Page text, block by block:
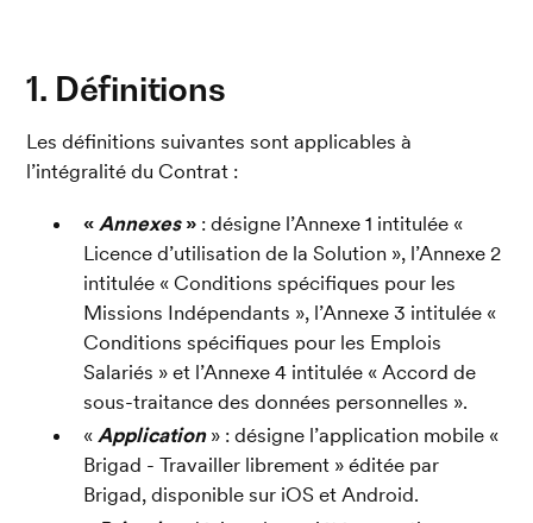
1. Définitions
Les définitions suivantes sont applicables à
l’intégralité du Contrat :
« Annexes » : désigne l’Annexe 1 intitulée «
Licence d’utilisation de la Solution », l’Annexe 2
intitulée « Conditions spécifiques pour les
Missions Indépendants », l’Annexe 3 intitulée «
Conditions spécifiques pour les Emplois
Salariés » et l’Annexe 4 intitulée « Accord de
sous-traitance des données personnelles ».
« Application » : désigne l’application mobile «
Brigad - Travailler librement » éditée par
Brigad, disponible sur iOS et Android.